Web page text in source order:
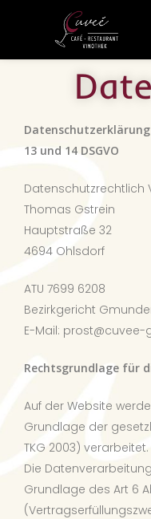
13 und 14 DSGVO
Datenschutzrechtlich
Thomas Gstrein
Hauptstraße 32
4694 Ohlsdorf
ATU 7699 6208
Bezirkgericht
E-Mail: prost@cuvee-
Rechtsgrundlage für
Auf der Website
Grundlage der
TKG 2003) verarbeitet.
Die
Grundlage des Art 6